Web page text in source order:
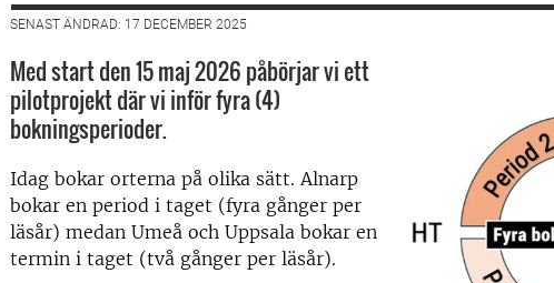
SENAST ÄNDRAD: 17 DECEMBER 2025
Med start den 15 maj 2026 påbörjar vi ett
pilotprojekt där vi inför fyra (4)
bokningsperioder.
Idag bokar orterna på olika sätt. Alnarp
bokar en period i taget (fyra gånger per
läsår) medan Umeå och Uppsala bokar en
termin i taget (två gånger per läsår).